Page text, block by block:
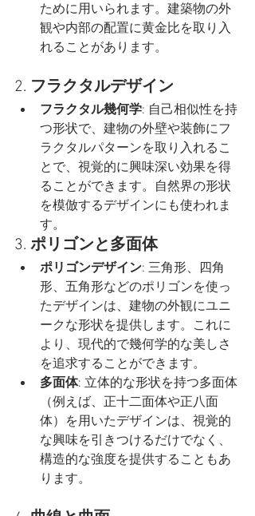
ために用いられます。建築物の外
観や内部の配置に黄金比を取り入
れることがあります。
2. フラクタルデザイン
フラクタル幾何学: 自己相似性を持
つ形状で、建物の外壁や装飾にフ
ラクタルパターンを取り入れるこ
とで、視覚的に興味深い効果を得
ることができます。自然界の形状
を模倣するデザインにも使われま
す。
3. ポリゴンと多面体
ポリゴンデザイン: 三角形、四角
形、五角形などのポリゴンを使っ
たデザインは、建物の外観にユニ
ークな形状を提供します。これに
より、現代的で幾何学的な美しさ
を追求することができます。
多面体: 立体的な形状を持つ多面体
（例えば、正十二面体や正八面
体）を用いたデザインは、視覚的
な興味を引きつけるだけでなく、
構造的な強度を提供することもあ
ります。